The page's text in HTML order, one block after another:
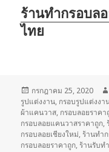
ร้านทำกรอบล
ไทย
เขียน
เมื่อ
กรกฎาคม 25, 2020
รูปแต่งงาน, กรอบรูปแต่งงา
ผ้าแคนวาส, กรอบลอยราคา
กรอบลอยแคนวาสราคาถูก,
กรอบลอยเชียงใหม่, ร้านทำ
กรอบลอยราคาถูก, ร้านรับท